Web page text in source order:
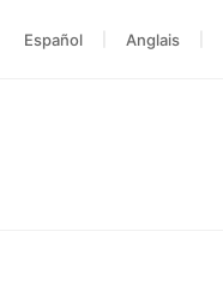
Anglais
Español